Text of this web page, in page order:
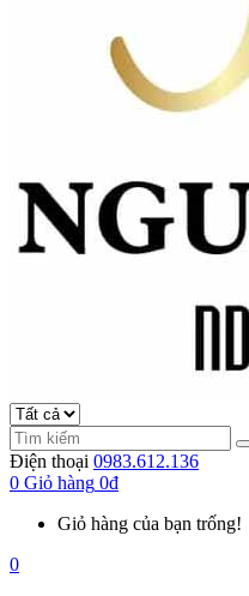
Điện thoại 0983.612.136
0 Giỏ hàng 0đ
Giỏ hàng của bạn trống!
0